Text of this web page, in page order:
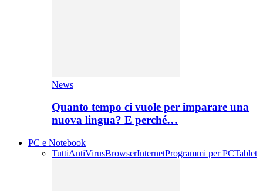
News
Quanto tempo ci vuole per imparare una
nuova lingua? E perché…
PC e Notebook
TuttiAntiVirusBrowserInternetProgrammi per PCTablet